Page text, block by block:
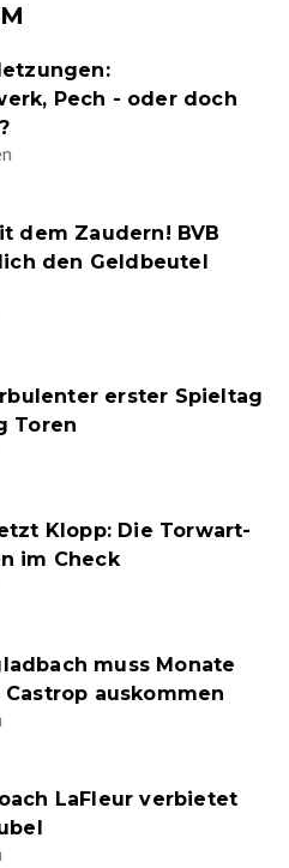
Pech - oder doch
dem Zaudern! BVB
den Geldbeutel
erster Spieltag
Toren
Klopp: Die Torwart-
im Check
muss Monate
Castrop auskommen
LaFleur verbietet